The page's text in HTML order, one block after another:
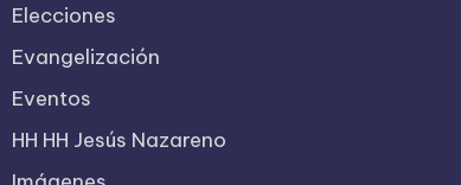
Elecciones
Evangelización
Eventos
HH HH Jesús Nazareno